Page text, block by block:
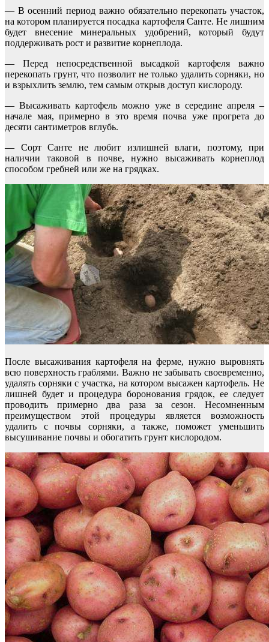
— В осенний период важно обязательно перекопать участок,
на котором планируется посадка картофеля Санте. Не лишним
будет внесение минеральных удобрений, который будут
поддерживать рост и развитие корнеплода.
— Перед непосредственной высадкой картофеля важно
перекопать грунт, что позволит не только удалить сорняки, но
и взрыхлить землю, тем самым открыв доступ кислороду.
— Высаживать картофель можно уже в середине апреля –
начале мая, примерно в это время почва уже прогрета до
десяти сантиметров вглубь.
— Сорт Санте не любит излишней влаги, поэтому, при
наличии таковой в почве, нужно высаживать корнеплод
способом гребней или же на грядках.
После высаживания картофеля на ферме, нужно выровнять
всю поверхность граблями. Важно не забывать своевременно,
удалять сорняки с участка, на котором высажен картофель. Не
лишней будет и процедура боронования грядок, ее следует
проводить примерно два раза за сезон. Несомненным
преимуществом этой процедуры является возможность
удалить с почвы сорняки, а также, поможет уменьшить
высушивание почвы и обогатить грунт кислородом.